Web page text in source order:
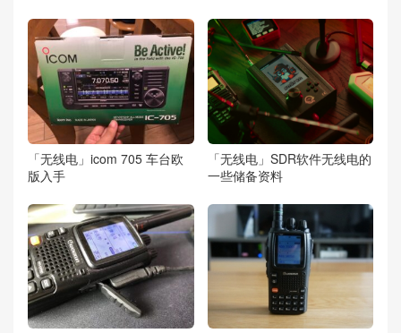
「无线电」icom 705 车台欧
版入手
「无线电」SDR软件无线电的
一些储备资料